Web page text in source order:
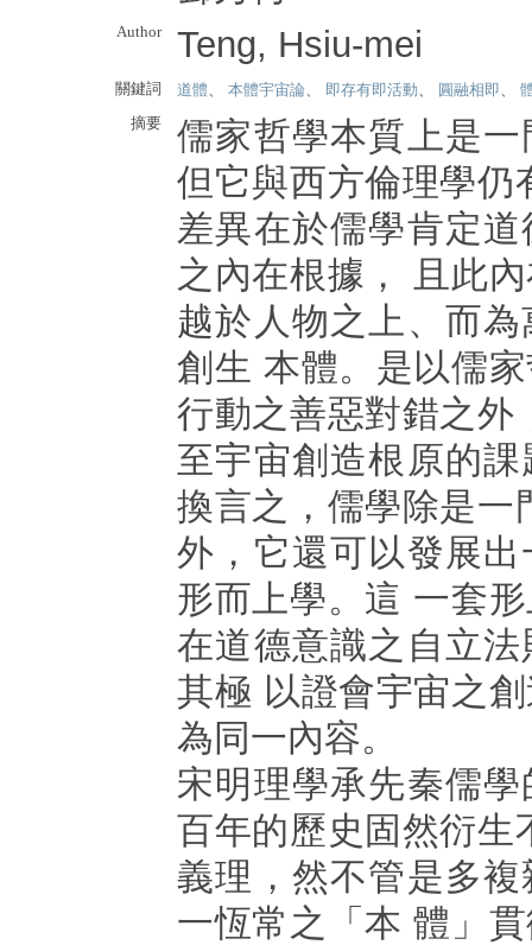
Author Teng, Hsiu-mei
關鍵詞 道體、 本體宇宙論、 即存有即活動、 圓融相即、
摘要
儒家哲學本質上是
但它與西方倫理學仍
差異在於儒學肯定
之內在根據， 且此
越於人物之上、而
創生 本體。是以儒
行動之善惡對錯之外
至宇宙創造根原的
換言之，儒學除是一
外，它還可以發展
形而上學。這 一套
在道德意識之自立
其極 以證會宇宙之
為同一內容。
宋明理學承先秦儒
百年的歷史固然衍生
義理，然不管是多
一恆常之「本 體」